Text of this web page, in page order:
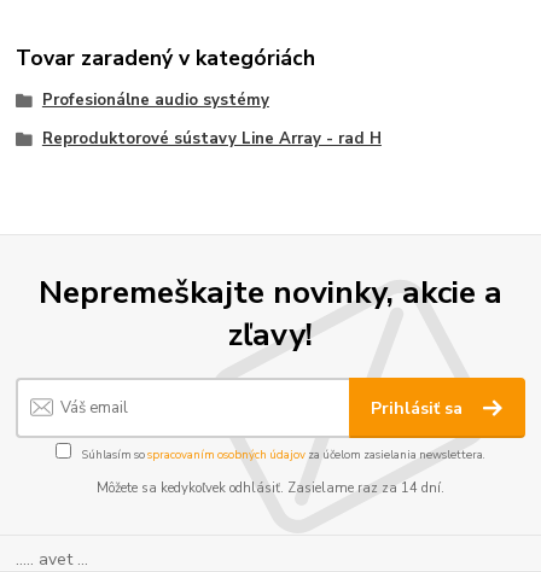
Tovar zaradený v kategóriách
Profesionálne audio systémy
Reproduktorové sústavy Line Array - rad H
Nepremeškajte novinky, akcie a
zľavy!
Prihlásiť sa
Súhlasím sospracovaním osobných údajov za účelom zasielania newslettera.
Môžete sa kedykoľvek odhlásiť. Zasielame raz za 14 dní.
..... avet ...